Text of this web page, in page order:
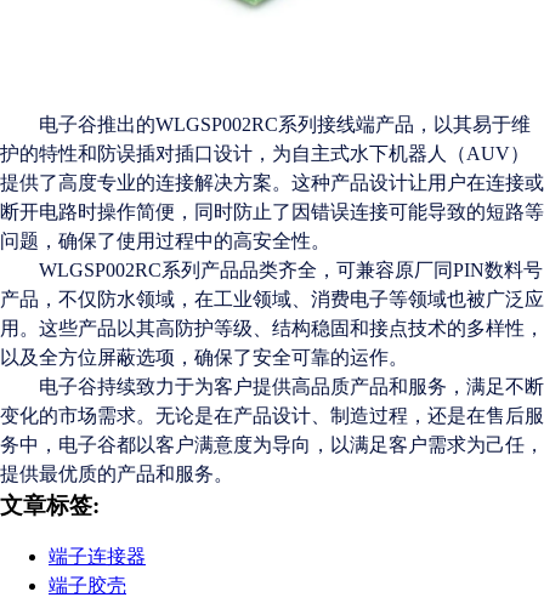
电子谷推出的WLGSP002RC系列接线端产品，以其易于维
护的特性和防误插对插口设计，为自主式水下机器人（AUV）
提供了高度专业的连接解决方案。这种产品设计让用户在连接或
断开电路时操作简便，同时防止了因错误连接可能导致的短路等
问题，确保了使用过程中的高安全性。
WLGSP002RC系列产品品类齐全，可兼容原厂同PIN数料号
产品，不仅防水领域，在工业领域、消费电子等领域也被广泛应
用。这些产品以其高防护等级、结构稳固和接点技术的多样性，
以及全方位屏蔽选项，确保了安全可靠的运作。
电子谷持续致力于为客户提供高品质产品和服务，满足不断
变化的市场需求。无论是在产品设计、制造过程，还是在售后服
务中，电子谷都以客户满意度为导向，以满足客户需求为己任，
提供最优质的产品和服务。
文章标签:
端子连接器
端子胶壳